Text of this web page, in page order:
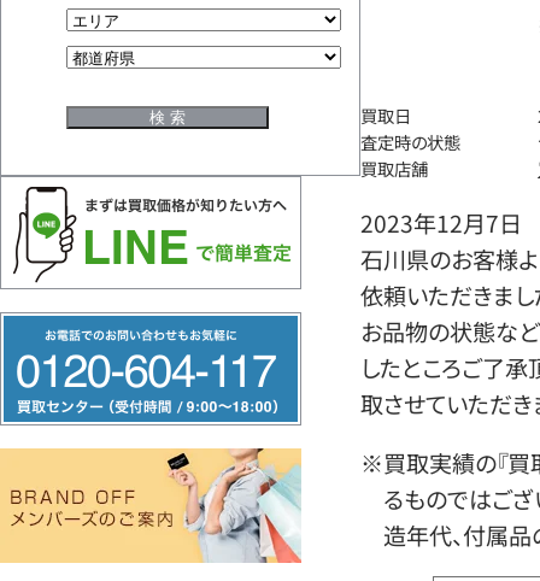
リ
ー
ヤ
買取日
査定時の状態
買取店舗
2023年12月7日
石川県のお客様
依頼いただきまし
お品物の状態など
したところご了
取させていただき
※買取実績の『買
るものではござ
造年代、付属品